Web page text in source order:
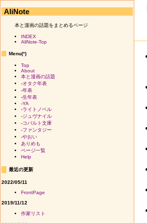
AliNote
本と漫画の話題をまとめるページ
INDEX
AliNote-Top
Menu(*)
Top
About
本と漫画の話題
-オタク年表
-年表
-生年表
-YA
-ライトノベル
-ジュヴナイル
-コバルト文庫
-ファンタジー
-やおい
ありめも
ページ一覧
Help
最近の更新
2022/05/11
FrontPage
2019/11/12
作家リスト